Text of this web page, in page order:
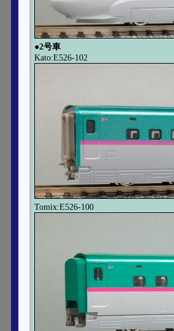
●2号車
Kato:E526-102
Tomix:E526-100